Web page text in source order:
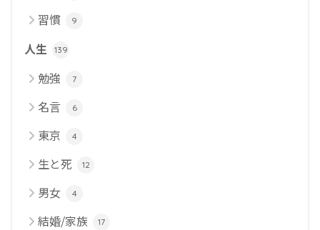
習慣 9
人生 139
勉強 7
名言 6
東京 4
生と死 12
男女 4
結婚/家族 17